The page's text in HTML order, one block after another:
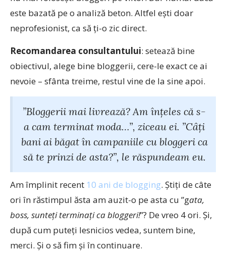
este bazată pe o analiză beton. Altfel ești doar
neprofesionist, ca să ți-o zic direct.
Recomandarea consultantului: setează bine
obiectivul, alege bine bloggerii, cere-le exact ce ai
nevoie – sfânta treime, restul vine de la sine apoi.
”Bloggerii mai livrează? Am înțeles că s-
a cam terminat moda…”, ziceau ei. ”Câți
bani ai băgat în campaniile cu bloggeri ca
să te prinzi de asta?”, le răspundeam eu.
Am împlinit recent 10 ani de blogging. Știți de câte
ori în răstimpul ăsta am auzit-o pe asta cu ”gata,
boss, sunteți terminați ca bloggeri!”? De vreo 4 ori. Și,
după cum puteți lesnicios vedea, suntem bine,
merci. Și o să fim și în continuare.